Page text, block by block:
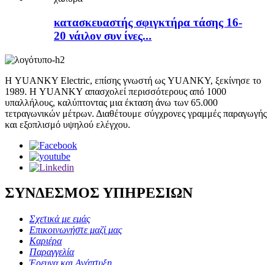
κατασκευαστής σφιγκτήρα τάσης 16-
20 νάιλον συν ίνες...
Η YUANKY Electric, επίσης γνωστή ως YUANKY, ξεκίνησε το
1989. Η YUANKY απασχολεί περισσότερους από 1000
υπαλλήλους, καλύπτοντας μια έκταση άνω των 65.000
τετραγωνικών μέτρων. Διαθέτουμε σύγχρονες γραμμές παραγωγής
και εξοπλισμό υψηλού ελέγχου.
ΣΥΝΔΕΣΜΟΣ ΥΠΗΡΕΣΙΩΝ
Σχετικά με εμάς
Επικοινωνήστε μαζί μας
Καριέρα
Παραγγελία